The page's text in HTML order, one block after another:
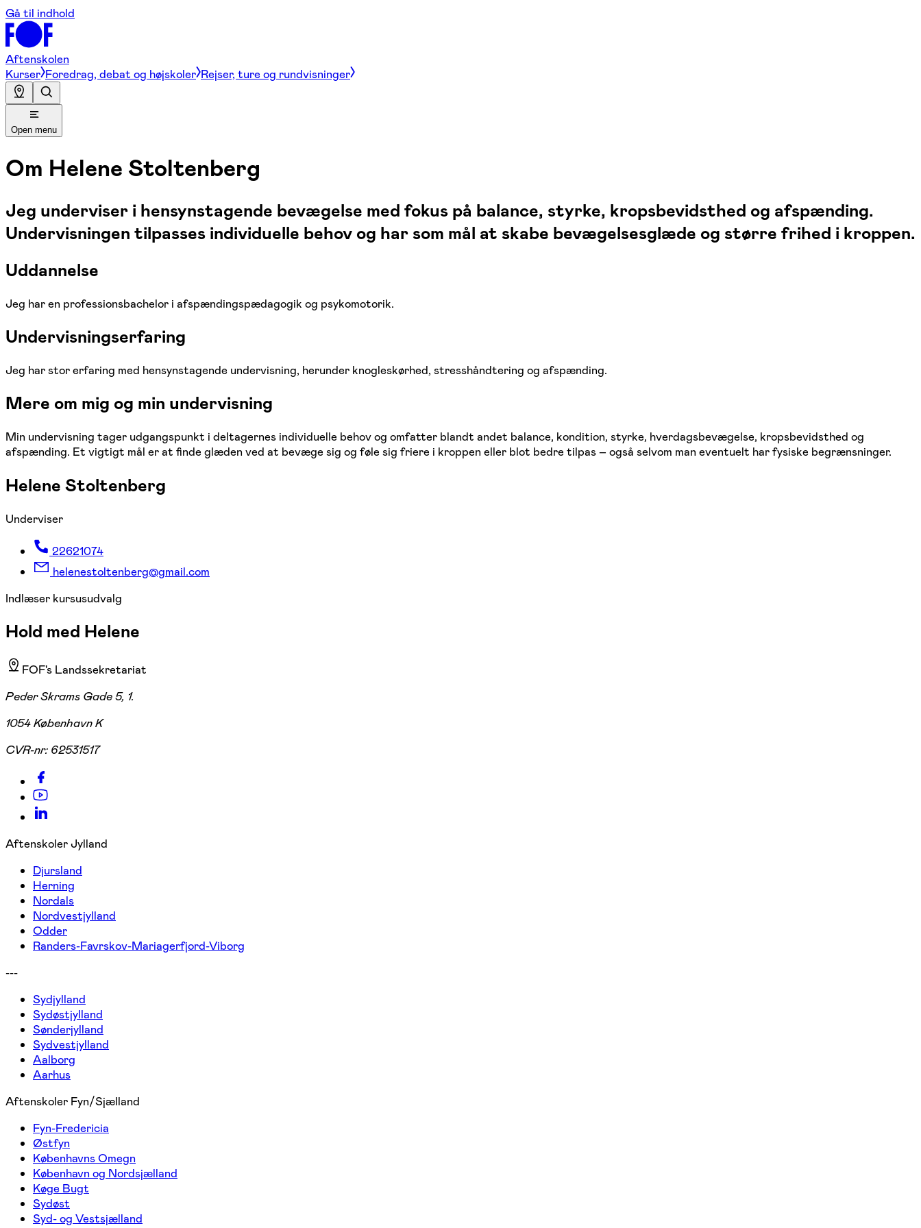
Gå til indhold
Aftenskolen
Kurser Foredrag, debat og højskoler Rejser, ture og rundvisninger
Open menu
Om Helene Stoltenberg
Jeg underviser i hensynstagende bevægelse med fokus på balance, styrke, kropsbevidsthed og afspænding.
Undervisningen tilpasses individuelle behov og har som mål at skabe bevægelsesglæde og større frihed i kroppen.
Uddannelse
Jeg har en professionsbachelor i afspændingspædagogik og psykomotorik.
Undervisningserfaring
Jeg har stor erfaring med hensynstagende undervisning, herunder knogleskørhed, stresshåndtering og afspænding.
Mere om mig og min undervisning
Min undervisning tager udgangspunkt i deltagernes individuelle behov og omfatter blandt andet balance, kondition, styrke, hverdagsbevægelse, kropsbevidsthed og
afspænding. Et vigtigt mål er at finde glæden ved at bevæge sig og føle sig friere i kroppen eller blot bedre tilpas – også selvom man eventuelt har fysiske begrænsninger.
Helene Stoltenberg
Underviser
22621074
helenestoltenberg@gmail.com
Indlæser kursusudvalg
Hold med Helene
FOF's Landssekretariat
Peder Skrams Gade 5, 1.
1054 København K
CVR-nr: 62531517
Aftenskoler Jylland
Djursland
Herning
Nordals
Nordvestjylland
Odder
Randers-Favrskov-Mariagerfjord-Viborg
---
Sydjylland
Sydøstjylland
Sønderjylland
Sydvestjylland
Aalborg
Aarhus
Aftenskoler Fyn/Sjælland
Fyn-Fredericia
Østfyn
Københavns Omegn
København og Nordsjælland
Køge Bugt
Sydøst
Syd- og Vestsjælland